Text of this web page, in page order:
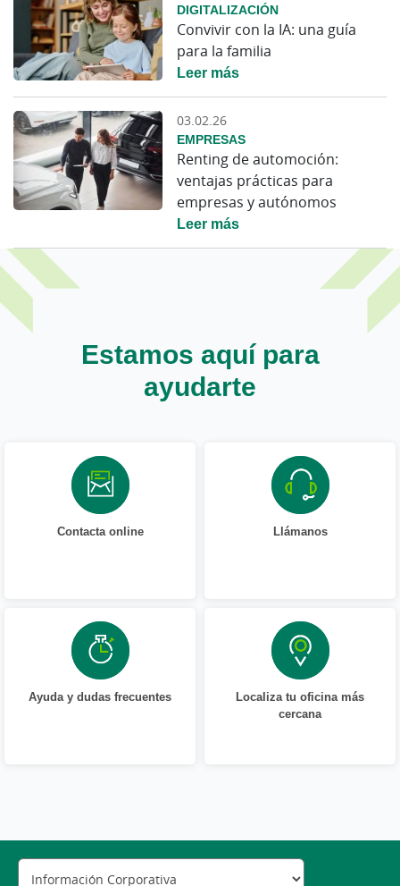
DIGITALIZACIÓN
Convivir con la IA: una guía
para la familia
Leer más
03.02.26
EMPRESAS
Renting de automoción:
ventajas prácticas para
empresas y autónomos
Leer más
Estamos aquí para
ayudarte
Contacta online Llámanos
Ayuda y dudas frecuentes
Localiza tu oficina más
cercana